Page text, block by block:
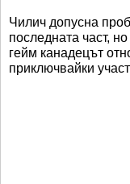
Чилич допусна
последната част,
гейм канадецът
приключвайки